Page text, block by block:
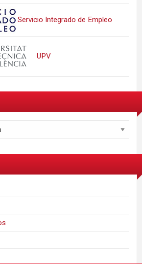
Servicio Integrado de Empleo
UPV